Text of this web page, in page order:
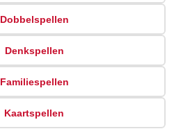
Dobbelspellen
Denkspellen
Familiespellen
Kaartspellen